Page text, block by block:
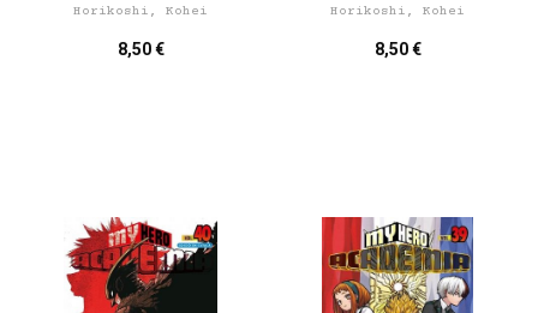
Horikoshi, Kohei
8,50 €
Horikoshi, Kohei
8,50 €